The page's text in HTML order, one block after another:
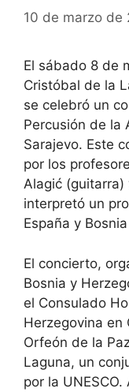
10 de marzo de
El sábado 8 de
Cristóbal de la
se celebró un
Percusión de la
Sarajevo. Este
por los
Alagić (guitarra)
interpretó un
España y
El concierto,
Bosnia y
el Consulado
Herzegovina en
Orfeón de la
Laguna, un
por la